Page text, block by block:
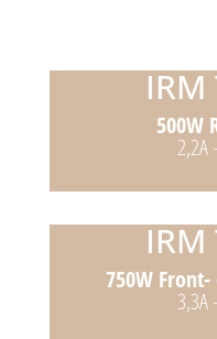
IRM
500W
2,2A
IRM
750W
3,3A